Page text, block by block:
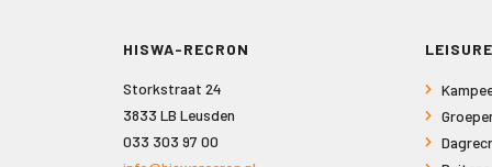
HISWA-RECRON
Storkstraat 24
3833 LB Leusden
033 303 97 00